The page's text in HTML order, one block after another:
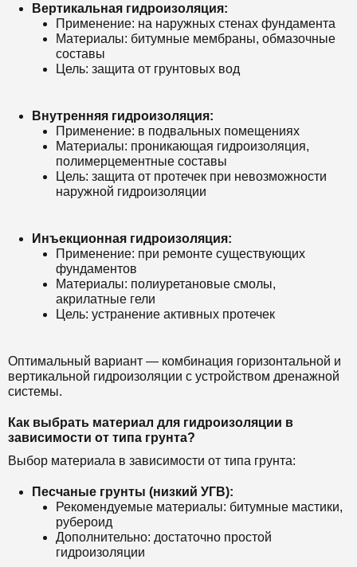
Вертикальная гидроизоляция:
Применение: на наружных стенах фундамента
Материалы: битумные мембраны, обмазочные
составы
Цель: защита от грунтовых вод
Внутренняя гидроизоляция:
Применение: в подвальных помещениях
Материалы: проникающая гидроизоляция,
полимерцементные составы
Цель: защита от протечек при невозможности
наружной гидроизоляции
Инъекционная гидроизоляция:
Применение: при ремонте существующих
фундаментов
Материалы: полиуретановые смолы,
акрилатные гели
Цель: устранение активных протечек
Оптимальный вариант — комбинация горизонтальной и
вертикальной гидроизоляции с устройством дренажной
системы.
Как выбрать материал для гидроизоляции в
зависимости от типа грунта?
Выбор материала в зависимости от типа грунта:
Песчаные грунты (низкий УГВ):
Рекомендуемые материалы: битумные мастики,
рубероид
Дополнительно: достаточно простой
гидроизоляции